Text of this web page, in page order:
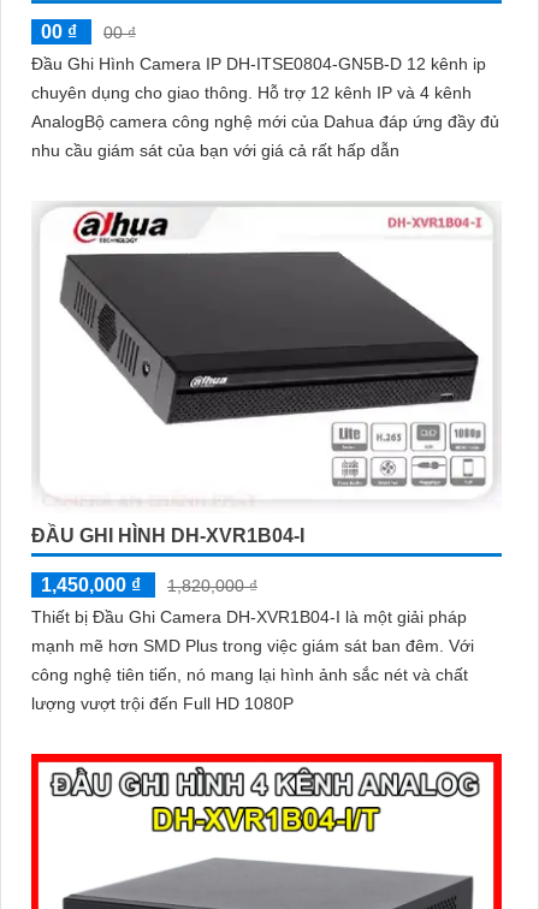
00 ₫
00 ₫
Đầu Ghi Hình Camera IP DH-ITSE0804-GN5B-D 12 kênh ip
chuyên dụng cho giao thông. Hỗ trợ 12 kênh IP và 4 kênh
AnalogBộ camera công nghệ mới của Dahua đáp ứng đầy đủ
nhu cầu giám sát của bạn với giá cả rất hấp dẫn
ĐẦU GHI HÌNH DH-XVR1B04-I
1,450,000 ₫
1,820,000 ₫
Thiết bị Đầu Ghi Camera DH-XVR1B04-I là một giải pháp
mạnh mẽ hơn SMD Plus trong việc giám sát ban đêm. Với
công nghệ tiên tiến, nó mang lại hình ảnh sắc nét và chất
lượng vượt trội đến Full HD 1080P